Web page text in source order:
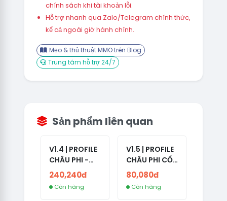
chính sách khi tài khoản lỗi.
Hỗ trợ nhanh qua Zalo/Telegram chính thức,
kể cả ngoài giờ hành chính.
Mẹo & thủ thuật MMO trên Blog
Trung tâm hỗ trợ 24/7
Sản phẩm liên quan
V1.4 | PROFILE
CHÂU PHI -
ETHIOPIA CỔ -
NO 2FA -
RANDOM BẠN
240,240đ
Còn hàng
V1.5 | PROFILE
CHÂU PHI CỔ
- NO 2FA -
LẪN 2024 -
LIVE ADS
80,080đ
Còn hàng